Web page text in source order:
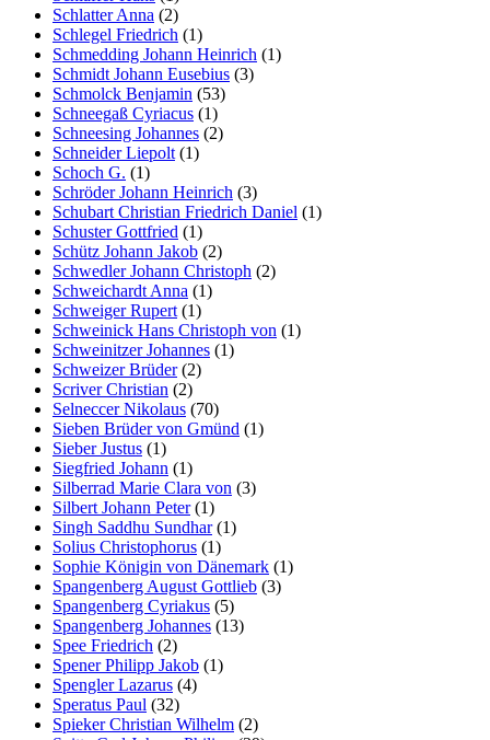
Schlatter Anna (2)
Schlegel Friedrich (1)
Schmedding Johann Heinrich (1)
Schmidt Johann Eusebius (3)
Schmolck Benjamin (53)
Schneegaß Cyriacus (1)
Schneesing Johannes (2)
Schneider Liepolt (1)
Schoch G. (1)
Schröder Johann Heinrich (3)
Schubart Christian Friedrich Daniel (1)
Schuster Gottfried (1)
Schütz Johann Jakob (2)
Schwedler Johann Christoph (2)
Schweichardt Anna (1)
Schweiger Rupert (1)
Schweinick Hans Christoph von (1)
Schweinitzer Johannes (1)
Schweizer Brüder(2)
Scriver Christian (2)
Selneccer Nikolaus (70)
Sieben Brüder von Gmünd (1)
Sieber Justus (1)
Siegfried Johann (1)
Silberrad Marie Clara von (3)
Silbert Johann Peter(1)
Singh Saddhu Sundhar(1)
Solius Christophorus (1)
Sophie Königin von Dänemark (1)
Spangenberg August Gottlieb (3)
Spangenberg Cyriakus (5)
Spangenberg Johannes (13)
Spee Friedrich (2)
Spener Philipp Jakob (1)
Spengler Lazarus (4)
Speratus Paul (32)
Spieker Christian Wilhelm (2)